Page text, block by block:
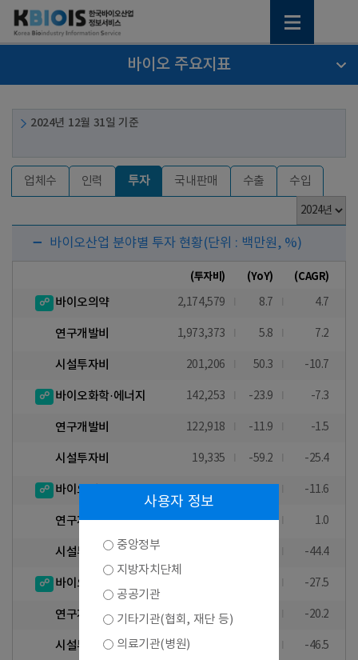
바이오 주요지표
2024년 12월 31일 기준
업체수 인력 투자 국내판매 수출 수입
바이오산업 분야별 투자 현황(단위 : 백만원, %)
(투자비) (YoY) (CAGR)
바이오의약 2,174,579 8.7 4.7
연구개발비 1,973,373 5.8 7.2
시설투자비 201,206 50.3 -10.7
바이오화학·에너지 142,253 -23.9 -7.3
연구개발비 122,918 -11.9 -1.5
시설투자비 19,335 -59.2 -25.4
바이오식품 -11.6
연구개발비 105,819 -0.4 1.0
시설투자비 -44.4
바이오환경 -27.5
연구개발비 5,400 -20.2
시설투자비 -46.5
사용자 정보
중앙정부
지방자치단체
공공기관
기타기관(협회, 재단 등)
의료기관(병원)